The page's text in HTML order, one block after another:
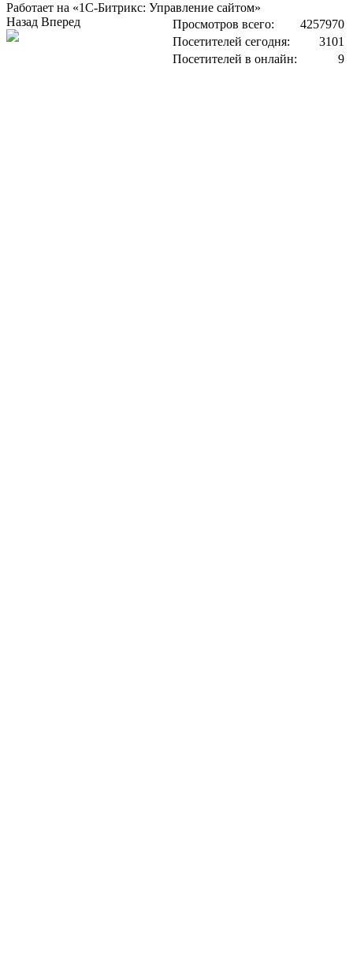
Работает на «1С-Битрикс: Управление сайтом»
Просмотров всего:
4257970
Посетителей сегодня:
3101
Посетителей в онлайн:
9
Назад Вперед